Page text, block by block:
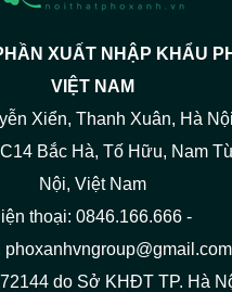
XUẤT NHẬP KHẨU
VIỆT NAM
Xiển, Thanh Xuân, Hà
Bắc Hà, Tố Hữu, Nam
Nội, Việt Nam
thoại: 0846.166.666 -
phoxanhvngroup@gmail.com
do Sở KHĐT TP. Hà